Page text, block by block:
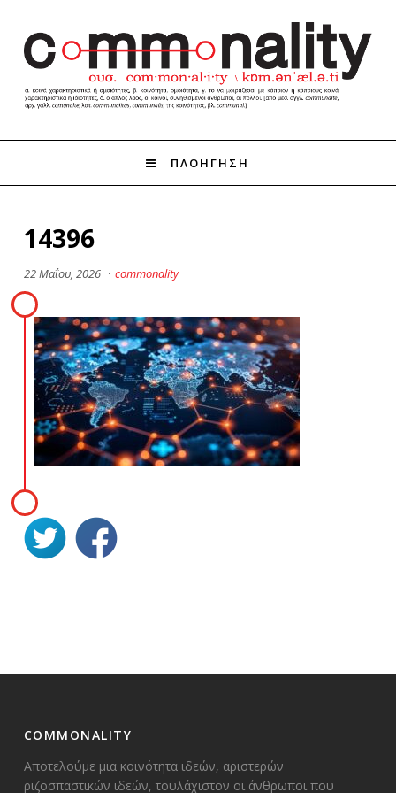
ΠΛΟΗΓΗΣΗ
14396
22 Μαΐου, 2026 · commonality
COMMONALITY
Αποτελούμε μια κοινότητα ιδεών, αριστερών
ριζοσπαστικών ιδεών, τουλάχιστον οι άνθρωποι που